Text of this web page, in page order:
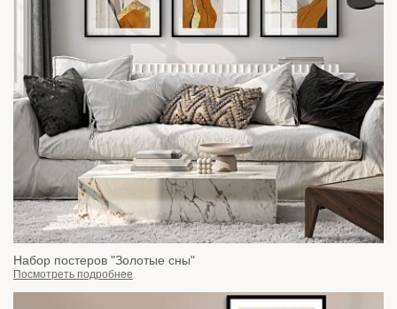
Набор постеров "Золотые сны"
Посмотреть подробнее